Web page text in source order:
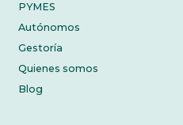
PYMES
Autónomos
Gestoría
Quienes somos
Blog